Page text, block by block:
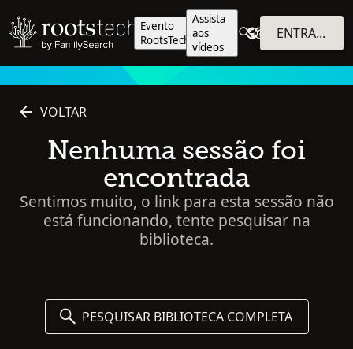
Evento
RootsTech
Assista
aos
vídeos
ENTRAR NO SISTEMA
VOLTAR
Nenhuma sessão foi
encontrada
Sentimos muito, o link para esta sessão não
está funcionando, tente pesquisar na
biblioteca.
PESQUISAR BIBLIOTECA COMPLETA